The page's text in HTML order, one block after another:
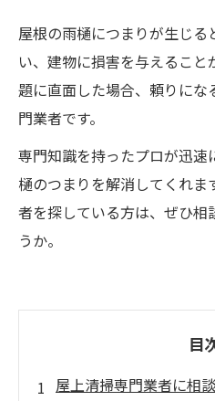
屋根の雨樋につまりが生じる
い、建物に損害を与えること
題に直面した場合、頼りに
門業者です。
専門知識を持ったプロが迅
樋のつまりを解消してくれま
者を探している方は、ぜひ相
うか。
目
屋上清掃専門業者に相